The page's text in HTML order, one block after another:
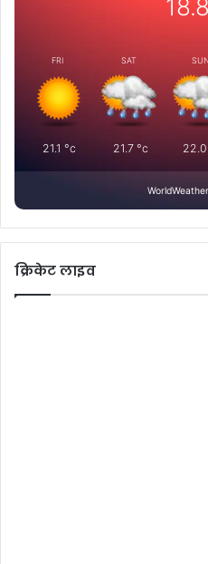
18.8
FRI
21.1 °c
SAT
21.7 °c
SUN
22.0
क्रिकेट लाइव